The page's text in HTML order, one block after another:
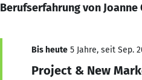
Berufserfahrung von Joanne
Bis heute 5 Jahre, seit Sep.
Project & New